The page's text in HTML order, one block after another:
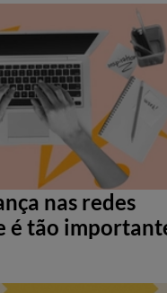
nas redes
é tão